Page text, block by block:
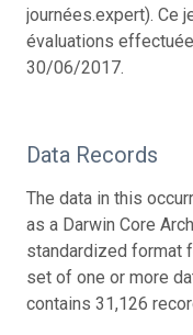
journées.expert). Ce
évaluations
30/06/2017.
Data Records
The data in this
as a Darwin Core
standardized format
set of one or more
contains 31,126